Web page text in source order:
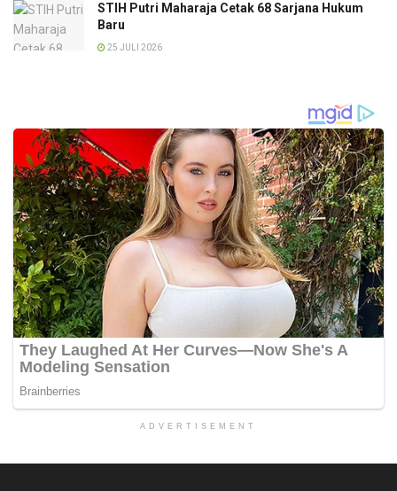
STIH Putri Maharaja Cetak 68 Sarjana Hukum
Baru
25 JULI 2026
ADVERTISEMENT